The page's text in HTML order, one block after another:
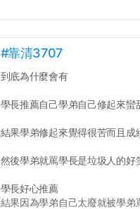
#靠清3707
到底為什麼會有
學長推薦自己學弟自己修起來蠻
結果學弟修起來覺得很苦而且成
然後學弟就罵學長是垃圾人的好
學長好心推薦
結果因為學弟自己太廢就被學弟